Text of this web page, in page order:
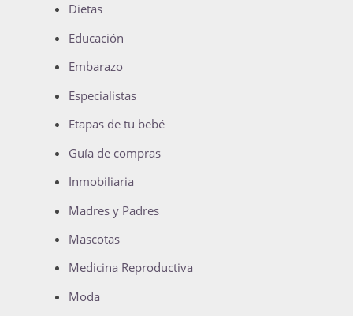
Dietas
Educación
Embarazo
Especialistas
Etapas de tu bebé
Guía de compras
Inmobiliaria
Madres y Padres
Mascotas
Medicina Reproductiva
Moda